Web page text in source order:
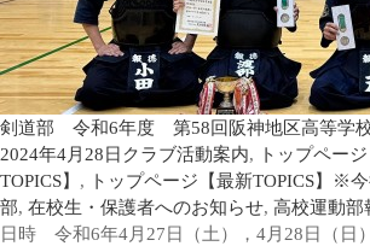
剣道部 令和6年度 第58回阪神地区高等学
2024年4月28日 クラブ活動案内,
トップペー
TOPICS】 , トップページ【最新TOPICS】※
部, 在校生・保護者へのお知らせ, 高校運動部
日時 令和6年4月27日（土），4月28日（日）